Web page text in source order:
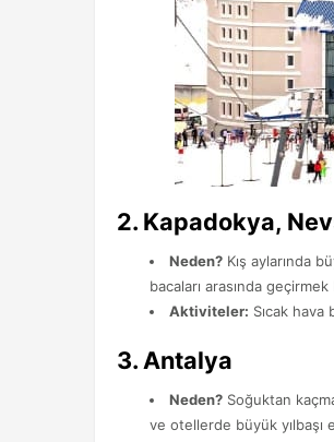
2. Kapadokya,
Neden? Kış aylarında
bacaları arasında
Aktiviteler: Sıcak
3. Antalya
Neden? Soğuktan
ve otellerde büyük yılbaşı